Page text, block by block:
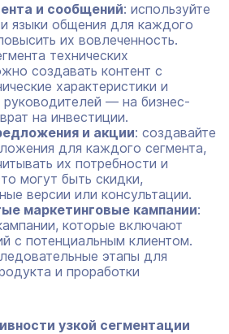
и сообщений: используйте
языки общения для каждого
их вовлеченность.
технических
создавать контент с
характеристики и
— на бизнес-
на инвестиции.
и акции: создавайте
для каждого сегмента,
их потребности и
могут быть скидки,
версии или консультации.
маркетинговые кампании:
которые включают
с потенциальным клиентом.
этапы для
и проработки
узкой сегментации